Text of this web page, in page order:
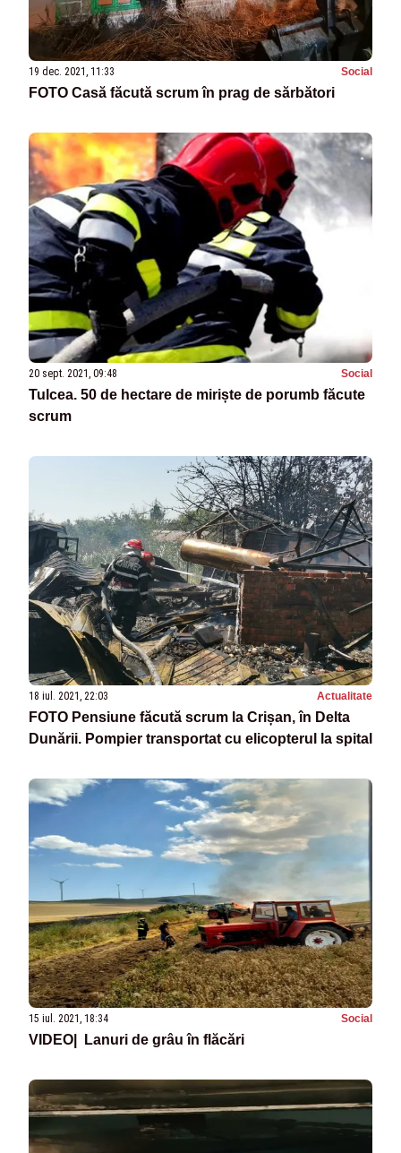
19 dec. 2021, 11:33 Social
FOTO Casă făcută scrum în prag de sărbători
20 sept. 2021, 09:48 Social
Tulcea. 50 de hectare de miriște de porumb făcute
scrum
18 iul. 2021, 22:03 Actualitate
FOTO Pensiune făcută scrum la Crișan, în Delta
Dunării. Pompier transportat cu elicopterul la spital
15 iul. 2021, 18:34 Social
VIDEO| Lanuri de grâu în flăcări